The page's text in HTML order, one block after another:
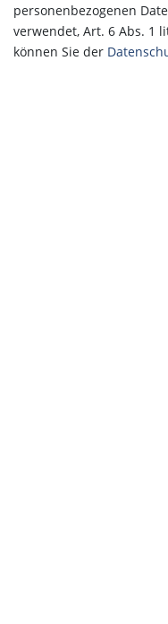
personenbezogenen
verwendet, Art. 6 Abs. 1
können Sie der